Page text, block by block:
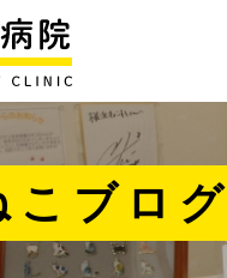
こブログ